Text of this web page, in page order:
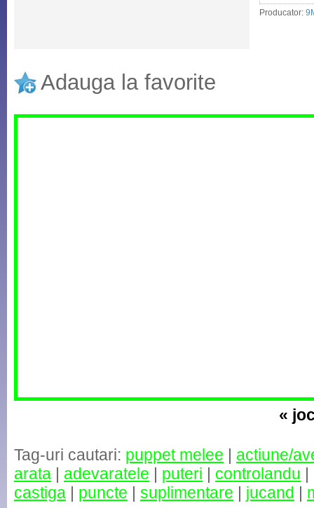
Producator:
Adauga la favorite
«
Tag-uri cautari: puppet melee | actiune/
arata | adevaratele | puteri | controlandu |
castiga | puncte | suplimentare | jucand |